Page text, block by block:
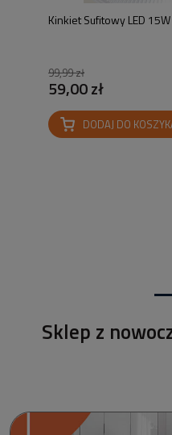
Kinkiet Sufitowy LED
99,99 zł
59,00 zł
DODAJ DO
Sklep z